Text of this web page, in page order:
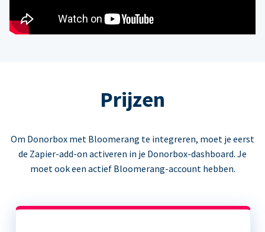
Prijzen
Om Donorbox met Bloomerang te integreren, moet je eerst
de Zapier-add-on activeren in je Donorbox-dashboard. Je
moet ook een actief Bloomerang-account hebben.